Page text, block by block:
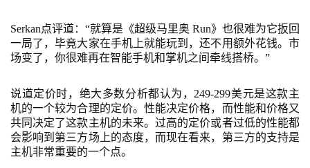
0
2
5
十
三
届
金
茶
Serkan点评道：“就算是《超级马里奥 Run》也很难为它扳回
一局了，毕竟大家在手机上就能玩到，还不用额外花钱。市
场变了，你很难再在智能手机和掌机之间牵线搭桥。”
说道定价时，绝大多数分析都认为， 249-299美元是这款主
机的一个较为合理的定价。性能决定价格，而性能和价格又
共同决定了这款主机的未来。过高的定价或者过低的性能都
会影响到第三方场上的态度，而现在看来，第三方的支持是
主机非常重要的一个点。